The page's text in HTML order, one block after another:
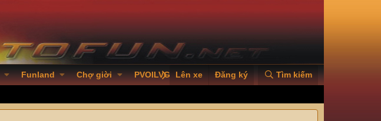
Funland Chợ giời PVOILVGC2026
Lên xe Đăng ký Tìm kiếm